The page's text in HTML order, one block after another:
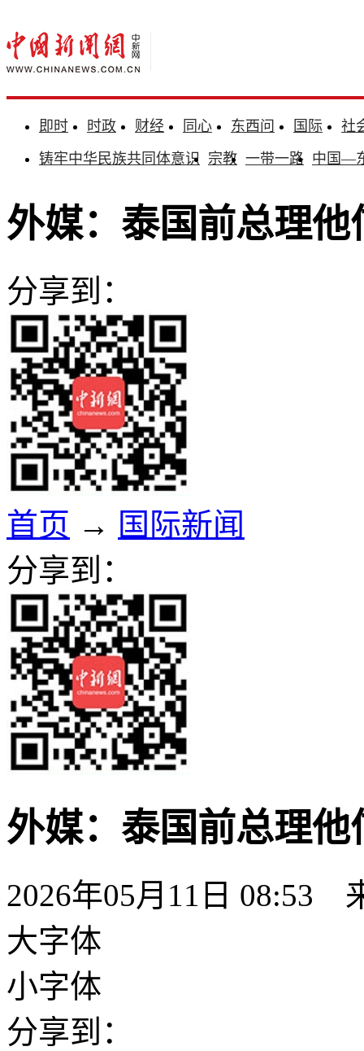
即时 时政 财经 同心 东西问 国际
社
铸牢中华民族共同体意识 宗教 一带一路 中国—
外媒：泰国前总理他
分享到：
首页 → 国际新闻
分享到：
外媒：泰国前总理他
2026年05月11日 08:53
大字体
小字体
分享到：